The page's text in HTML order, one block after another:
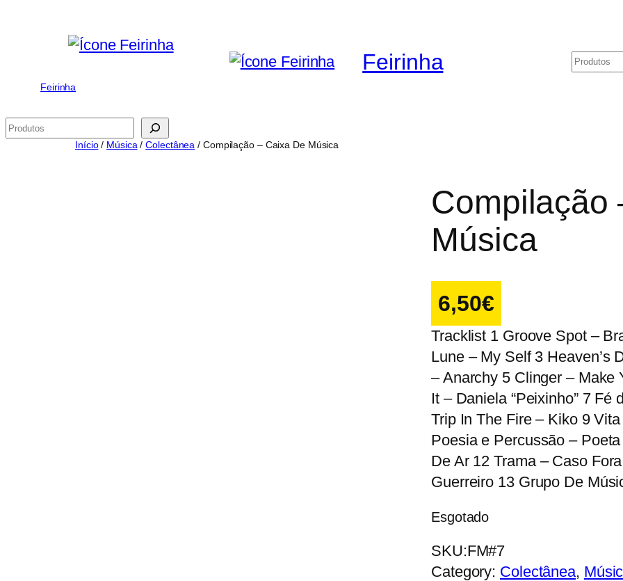
Feirinha
Feirinha
Pesquisar
Início/ Música /Colectânea / Compilação – Caixa De Música
Compilação
Música
6,50€
Tracklist 1 Groove Spot –
Lune – My Self 3 Heaven’s
– Anarchy 5 Clinger – Make
It – Daniela “Peixinho” 7
Trip In The Fire – Kiko 9
Poesia e Percussão –
De Ar 12 Trama – Caso
Guerreiro 13 Grupo De
Esgotado
SKU:FM#7
Category: Colectânea,